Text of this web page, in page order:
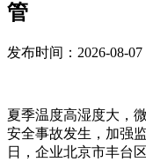
管
发布时间：2026-08-07
夏季温度高湿度大，
安全事故发生，加强
日，企业北京市丰台